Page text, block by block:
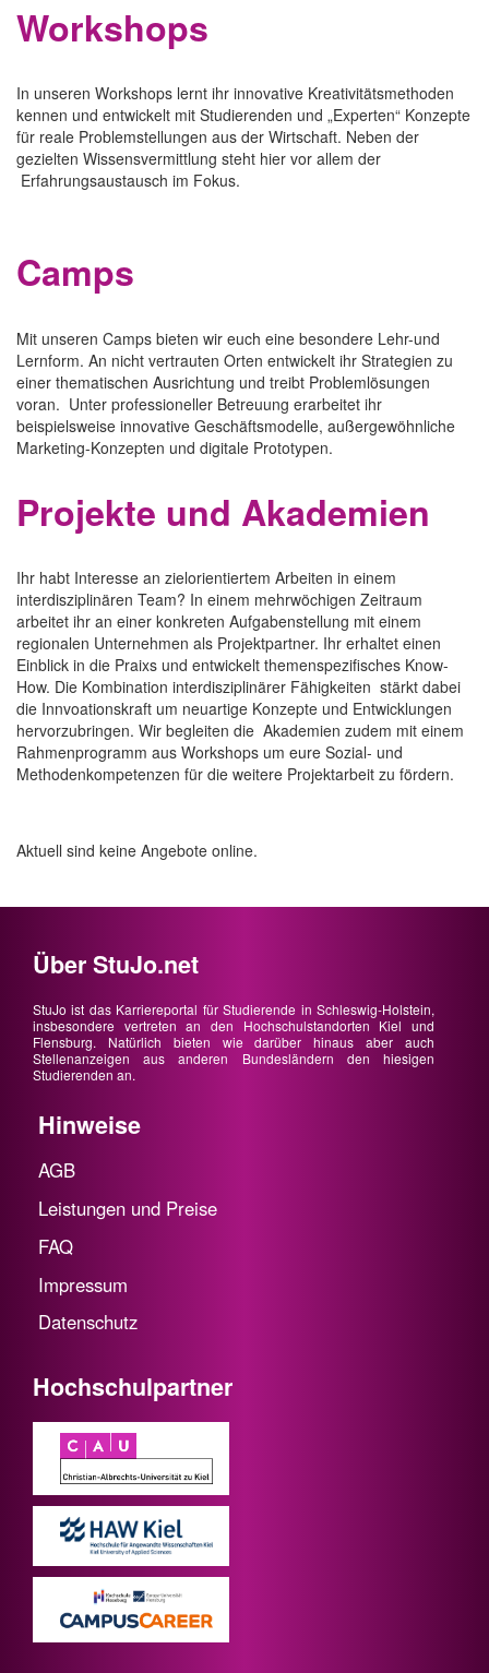
Workshops
In unseren Workshops lernt ihr innovative Kreativitätsmethoden
kennen und entwickelt mit Studierenden und „Experten“ Konzepte
für reale Problemstellungen aus der Wirtschaft. Neben der
gezielten Wissensvermittlung steht hier vor allem der
Erfahrungsaustausch im Fokus.
Camps
Mit unseren Camps bieten wir euch eine besondere Lehr-und
Lernform. An nicht vertrauten Orten entwickelt ihr Strategien zu
einer thematischen Ausrichtung und treibt Problemlösungen
voran. Unter professioneller Betreuung erarbeitet ihr
beispielsweise innovative Geschäftsmodelle, außergewöhnliche
Marketing-Konzepten und digitale Prototypen.
Projekte und Akademien
Ihr habt Interesse an zielorientiertem Arbeiten in einem
interdisziplinären Team? In einem mehrwöchigen Zeitraum
arbeitet ihr an einer konkreten Aufgabenstellung mit einem
regionalen Unternehmen als Projektpartner. Ihr erhaltet einen
Einblick in die Praixs und entwickelt themenspezifisches Know-
How. Die Kombination interdisziplinärer Fähigkeiten stärkt dabei
die Innvoationskraft um neuartige Konzepte und Entwicklungen
hervorzubringen. Wir begleiten die Akademien zudem mit einem
Rahmenprogramm aus Workshops um eure Sozial- und
Methodenkompetenzen für die weitere Projektarbeit zu fördern.
Aktuell sind keine Angebote online.
Über StuJo.net
StuJo ist das Karriereportal für Studierende in Schleswig-Holstein,
insbesondere vertreten an den Hochschulstandorten Kiel und
Flensburg. Natürlich bieten wie darüber hinaus aber auch
Stellenanzeigen aus anderen Bundesländern den hiesigen
Studierenden an.
Hinweise
AGB
Leistungen und Preise
FAQ
Impressum
Datenschutz
Hochschulpartner